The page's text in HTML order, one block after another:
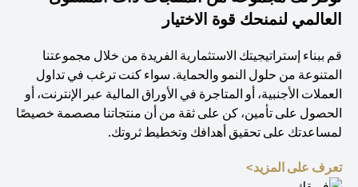
العالمي لنمنحك قوة الاختيار
قم ببناء إستراتيجيتك الاستثمارية الفريدة من خلال مجموعتنا
المتنوعة من حلول النمو والحماية. سواء كنت ترغب في تداول
العملات الأجنبية، أو المتاجرة في الأوراق المالية عبر الإنترنت، أو
الحصول على تأمين، كن على ثقة من أن منتجاتنا مصصمة خصيصًا
لمساعدتك على تحقيق أهدافك وتخطيط ثروتك.
تعرف على المزيد>